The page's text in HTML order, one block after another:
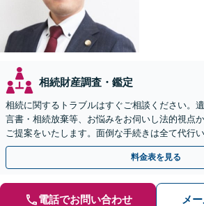
相続財産調査・鑑定
相続に関するトラブルはすぐご相談ください。
言書・相続放棄等、お悩みをお伺いし法的視点
ご提案をいたします。面倒な手続きは全て代行
ください！【JR相模原駅徒歩12分】
料金表を見る
電話でお問い合わせ メ